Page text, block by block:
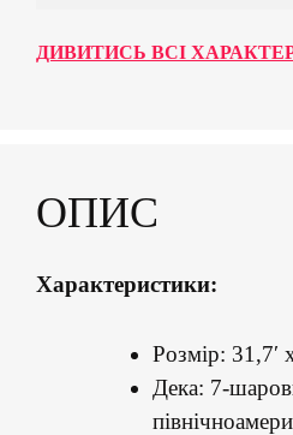
ДИВИТИСЬ ВСІ
ОПИС
Характеристики:
Розмір: 31,7′
Дека: 7-